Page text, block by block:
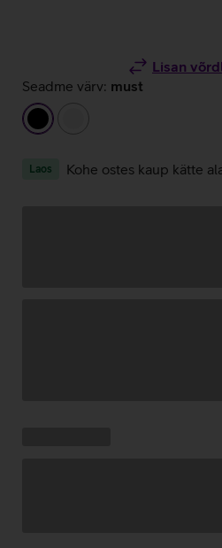
Lisan
Seadme värv: must
must
Laos Kohe ostes kaup kätte